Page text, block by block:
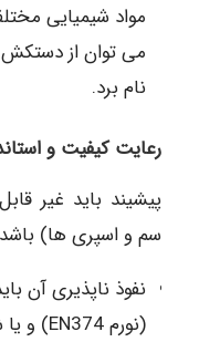
مواد شیمیایی
می توان از دستکش
نام برد.
رعایت کیفیت و
پیشیند باید غیر
سم و اسپری ها)
نفوذ ناپذیری آن
(نورم EN374) و یا شبیه آن